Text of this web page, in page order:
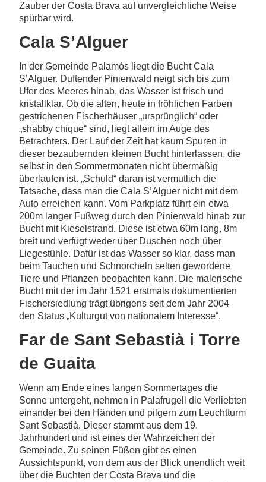
Zauber der Costa Brava auf unvergleichliche Weise
spürbar wird.
Cala S’Alguer
In der Gemeinde Palamós liegt die Bucht Cala
S’Alguer. Duftender Pinienwald neigt sich bis zum
Ufer des Meeres hinab, das Wasser ist frisch und
kristallklar. Ob die alten, heute in fröhlichen Farben
gestrichenen Fischerhäuser „ursprünglich“ oder
„shabby chique“ sind, liegt allein im Auge des
Betrachters. Der Lauf der Zeit hat kaum Spuren in
dieser bezaubernden kleinen Bucht hinterlassen, die
selbst in den Sommermonaten nicht übermäßig
überlaufen ist. „Schuld“ daran ist vermutlich die
Tatsache, dass man die Cala S’Alguer nicht mit dem
Auto erreichen kann. Vom Parkplatz führt ein etwa
200m langer Fußweg durch den Pinienwald hinab zur
Bucht mit Kieselstrand. Diese ist etwa 60m lang, 8m
breit und verfügt weder über Duschen noch über
Liegestühle. Dafür ist das Wasser so klar, dass man
beim Tauchen und Schnorcheln selten gewordene
Tiere und Pflanzen beobachten kann. Die malerische
Bucht mit der im Jahr 1521 erstmals dokumentierten
Fischersiedlung trägt übrigens seit dem Jahr 2004
den Status „Kulturgut von nationalem Interesse“.
Far de Sant Sebastià i Torre
de Guaita
Wenn am Ende eines langen Sommertages die
Sonne untergeht, nehmen in Palafrugell die Verliebten
einander bei den Händen und pilgern zum Leuchtturm
Sant Sebastià. Dieser stammt aus dem 19.
Jahrhundert und ist eines der Wahrzeichen der
Gemeinde. Zu seinen Füßen gibt es einen
Aussichtspunkt, von dem aus der Blick unendlich weit
über die Buchten der Costa Brava und die